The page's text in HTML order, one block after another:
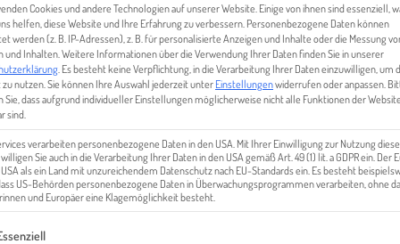
KOMMUNIKATION
Cookies und andere Technologien auf unserer Website. Einige von ihnen sind essenziell,
helfen, diese Website und Ihre Erfahrung zu verbessern. Personenbezogene Daten können
werden (z. B. IP-Adressen), z. B. für personalisierte Anzeigen und Inhalte oder die Messung
und Inhalten. Weitere Informationen über die Verwendung Ihrer Daten finden Sie in unserer
Es besteht keine Verpflichtung, in die Verarbeitung Ihrer Daten einzuwilligen, um
nutzen. Sie können Ihre Auswahl jederzeit unterEinstellungenwiderrufen oder anpassen.
Sie, dass aufgrund individueller Einstellungen möglicherweise nicht alle Funktionen der Website
sind.
verarbeiten personenbezogene Daten in den USA. Mit Ihrer Einwilligung zur Nutzung
Sie auch in die Verarbeitung Ihrer Daten in den USA gemäß Art. 49 (1) lit. a GDPR ein. Der
als ein Land mit unzureichendem Datenschutz nach EU-Standards ein. Es besteht
US-Behörden personenbezogene Daten in Überwachungsprogrammen verarbeiten, ohne
und Europäer eine Klagemöglichkeit besteht.
eine Liste der Service-Gruppen, für die eine Einwilligung erteilt werden